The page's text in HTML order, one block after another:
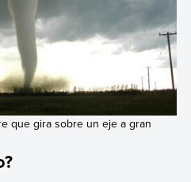
que gira sobre un eje a gran